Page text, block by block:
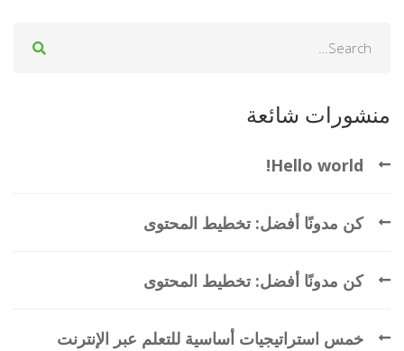
منشورات شائعة
Hello world!
كن مدونًا أفضل: تخطيط المحتوى
كن مدونًا أفضل: تخطيط المحتوى
خمس استراتيجيات أساسية للتعلم عبر الإنترنت